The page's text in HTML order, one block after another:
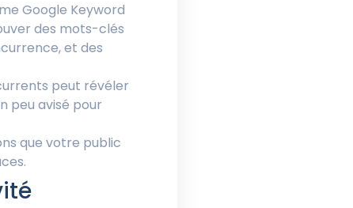
Google Keyword
des mots-clés
et des
peut révéler
peu avisé pour
que votre public